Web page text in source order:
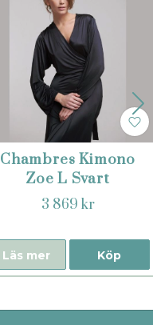
Chambres Kimono
Zoe L Svart
3 869 kr
Köp
Läs mer